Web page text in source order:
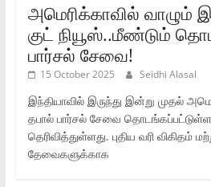
அமெரிக்காவில் வாழும்
குட் நியூஸ்..மீண்டும்
பார்சல் சேவை!
15 October 2025 Seidhi Alasal
இந்தியாவில் இருந்து இன்று முதல்
தபால் பார்சல் சேவை
தெரிவித்துள்ளது. புதிய வரி விகிதம்
தேவைகளுக்காக